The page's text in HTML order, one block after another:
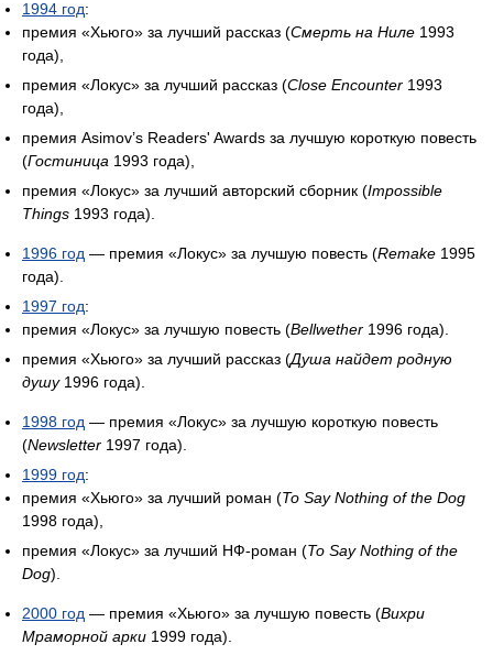
1994 год:
премия «Хьюго» за лучший рассказ (Смерть на Ниле 1993
года),
премия «Локус» за лучший рассказ (Close Encounter 1993
года),
премия Asimov’s Readers' Awards за лучшую короткую повесть
(Гостиница 1993 года),
премия «Локус» за лучший авторский сборник (Impossible
Things 1993 года).
1996 год — премия «Локус» за лучшую повесть (Remake 1995
года).
1997 год:
премия «Локус» за лучшую повесть (Bellwether 1996 года).
премия «Хьюго» за лучший рассказ (Душа найдет родную
душу1996 года).
1998 год — премия «Локус» за лучшую короткую повесть
(Newsletter 1997 года).
1999 год:
премия «Хьюго» за лучший роман (To Say Nothing of the Dog
1998 года),
премия «Локус» за лучший НФ-роман (To Say Nothing of the
Dog).
2000 год — премия «Хьюго» за лучшую повесть (Вихри
Мраморной арки 1999 года).